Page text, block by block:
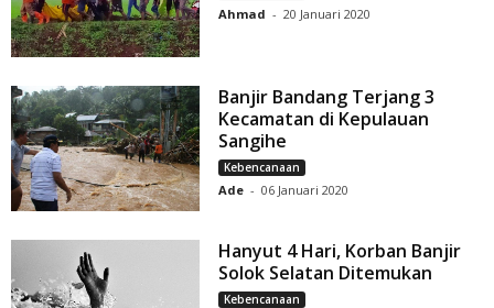
Ahmad - 20 Januari 2020
Banjir Bandang Terjang 3
Kecamatan di Kepulauan
Sangihe
Kebencanaan
Ade - 06 Januari 2020
Hanyut 4 Hari, Korban Banjir
Solok Selatan Ditemukan
Kebencanaan